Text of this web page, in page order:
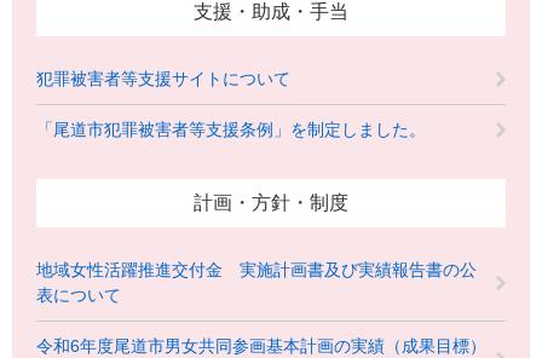
支援・助成・手当
犯罪被害者等支援サイトについて
「尾道市犯罪被害者等支援条例」を制定しました。
計画・方針・制度
地域女性活躍推進交付金 実施計画書及び実績報告書の公
表について
令和6年度尾道市男女共同参画基本計画の実績（成果目標）